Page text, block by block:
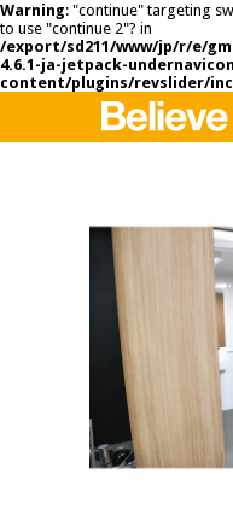
Warning: "continue" targeting
to use "continue 2"? in
/export/sd211/www/jp/r/e/
4.6.1-ja-jetpack-
content/plugins/revslider/